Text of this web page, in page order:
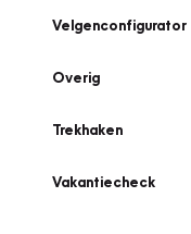
Velgenconfigurator
Overig
Trekhaken
Vakantiecheck